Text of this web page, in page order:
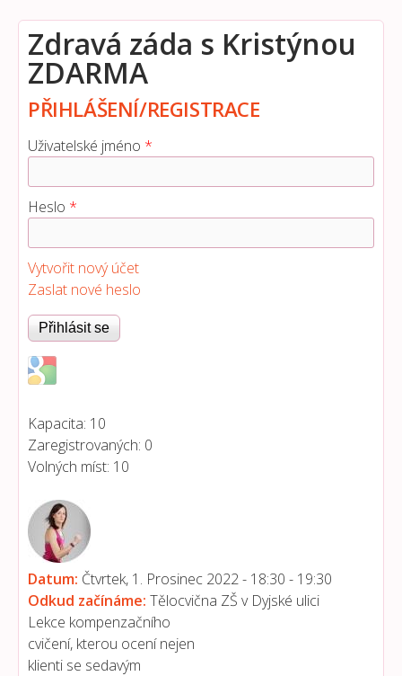
Zdravá záda s Kristýnou
ZDARMA
PŘIHLÁŠENÍ/REGISTRACE
Uživatelské jméno *
Heslo *
Vytvořit nový účet
Zaslat nové heslo
Login with Google
Kapacita: 10
Zaregistrovaných: 0
Volných míst: 10
Datum: Čtvrtek, 1. Prosinec 2022 - 18:30 - 19:30
Odkud začínáme: Tělocvična ZŠ v Dyjské ulici
Lekce kompenzačního
cvičení, kterou ocení nejen
klienti se sedavým